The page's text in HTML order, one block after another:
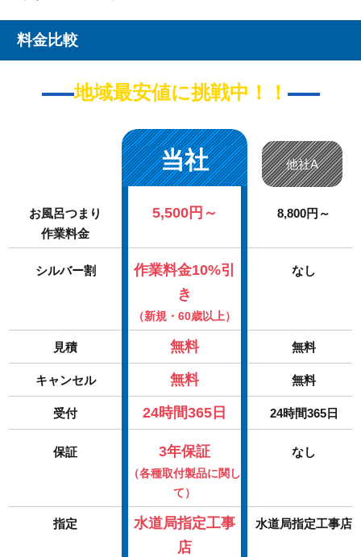
料金比較
地域最安値に挑戦中！！
当社 他社A
お風呂つまり
作業料金
5,500円～ 8,800円～
シルバー割
作業料金10%引
き
（新規・60歳以上）
なし
見積 無料 無料
キャンセル 無料 無料
受付 24時間365日 24時間365日
保証 3年保証
（各種取付製品に関し
て）
なし
指定
水道局指定工事
店
水道局指定工事店